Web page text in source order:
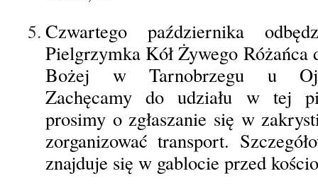
Czwartego października
Pielgrzymka Kół Żywego
Bożej w Tarnobrzegu u
Zachęcamy do udziału w tej
prosimy o zgłaszanie się w
zorganizować transport.
znajduje się w gablocie przed